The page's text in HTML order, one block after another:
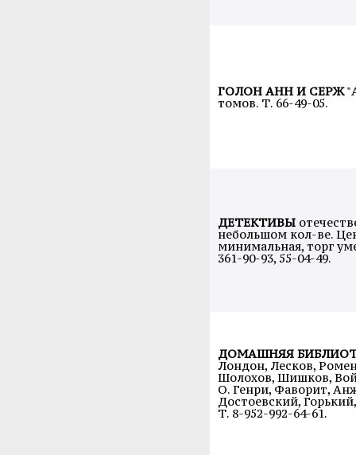
ГОЛОН АНН И СЕРЖ
томов. Т. 66-49-05.
ДЕТЕКТИВЫ
небольшом кол-ве.
минимальная, торг
361-90-93, 55-04-49.
ДОМАШНЯЯ
Лондон, Лесков,
Шолохов, Шишков,
О. Генри, Фаворит,
Достоевский,
Т. 8-952-992-64-61.